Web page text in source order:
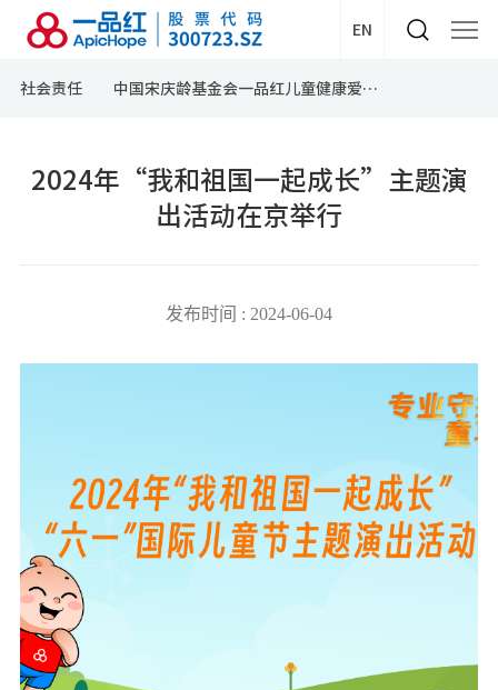
EN
社会责任 中国宋庆龄基金会一品红儿童健康爱心专项基金
2024年“我和祖国一起成长”主题演
出活动在京举行
发布时间 : 2024-06-04